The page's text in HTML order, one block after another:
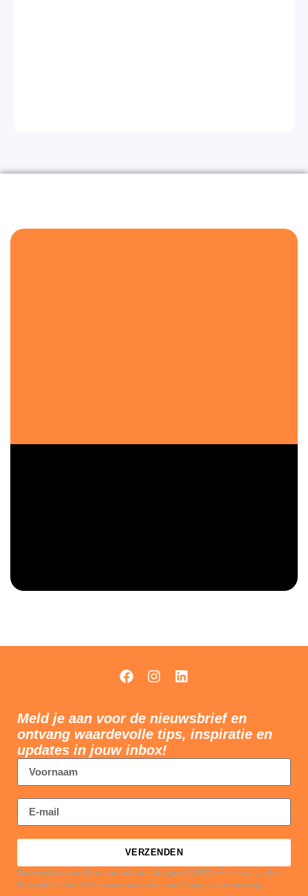
Meld je aan voor de nieuwsbrief en
ontvang waardevolle tips, inspiratie en
updates in jouw inbox!
VERZENDEN
Deze website wordt beschermd door Google reCAPTCHA. Hierop zijn het
Privacybeleid en de Servicevoorwaarden van Google van toepassing.